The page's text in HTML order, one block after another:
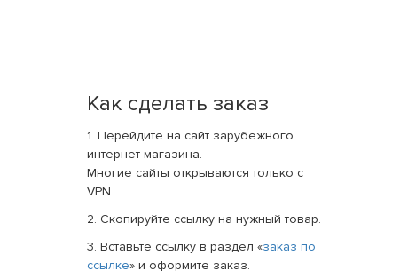
Как сделать заказ
1. Перейдите на сайт зарубежного
интернет-магазина.
Многие сайты открываются только с
VPN.
2. Скопируйте ссылку на нужный товар.
3. Вставьте ссылку в раздел «заказ по
ссылке» и оформите заказ.